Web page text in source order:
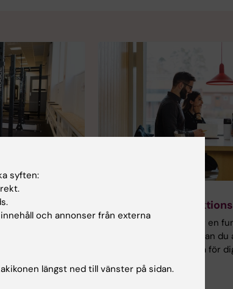
på KI:s
i
är
Studera med
Är du student och har en
Karolinska Institutet kan
stöd för att underlätta för
syften:
och annonser från externa
längst ned till vänster på sidan.